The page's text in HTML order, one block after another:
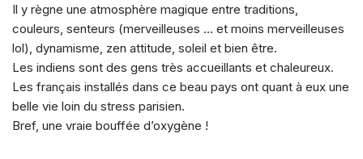
Il y règne une atmosphère magique entre traditions,
couleurs, senteurs (merveilleuses … et moins merveilleuses
lol), dynamisme, zen attitude, soleil et bien être.
Les indiens sont des gens très accueillants et chaleureux.
Les français installés dans ce beau pays ont quant à eux une
belle vie loin du stress parisien.
Bref, une vraie bouffée d’oxygène !